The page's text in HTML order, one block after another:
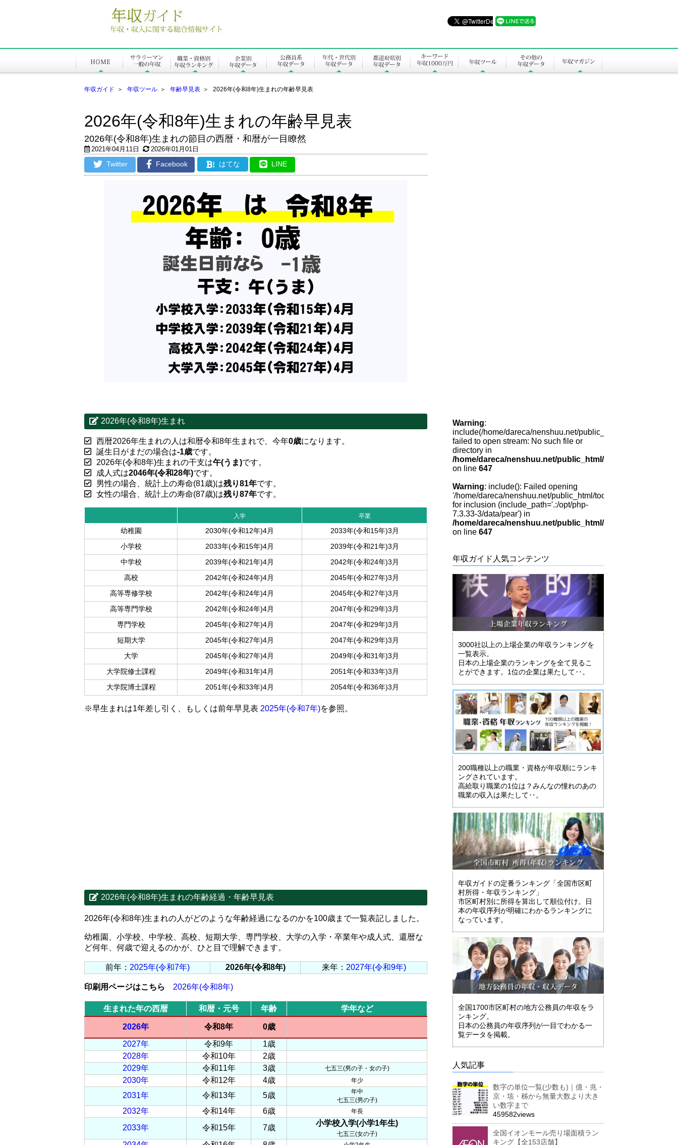
年収ガイド ＞ 年収ツール ＞ 年齢早見表 ＞ 2026年(令和8年)生まれの年齢早見表
2026年(令和8年)生まれの年齢早見表
2026年(令和8年)生まれの節目の西暦・和暦が一目瞭然
2021年04月11日 2026年01月01日
Twitter Facebook ! はてな LINE
2026年(令和8年)生まれ
西暦2026年生まれの人は和暦令和8年生まれで、今年0歳になります。
誕生日がまだの場合は-1歳です。
2026年(令和8年)生まれの干支は午(うま)です。
成人式は2046年(令和28年)です。
男性の場合、統計上の寿命(81歳)は残り81年です。
女性の場合、統計上の寿命(87歳)は残り87年です。
入学 卒業
幼稚園 2030年(令和12年)4月
2033年(令和15年)3月
小学校
2033年(令和15年)4月
2039年(令和21年)3月
中学校
2039年(令和21年)4月
2042年(令和24年)3月
高校
2042年(令和24年)4月
2045年(令和27年)3月
高等専修学校
2042年(令和24年)4月
2045年(令和27年)3月
高等専門学校
2042年(令和24年)4月
2047年(令和29年)3月
専門学校
2045年(令和27年)4月
2047年(令和29年)3月
短期大学
2045年(令和27年)4月
2047年(令和29年)3月
大学
2045年(令和27年)4月
2049年(令和31年)3月
大学院修士課程
2049年(令和31年)4月
2051年(令和33年)3月
大学院博士課程
2051年(令和33年)4月 2054年(令和36年)3月
※早生まれは1年差し引く、もしくは前年早見表 2025年(令和7年)を参照。
2026年(令和8年)生まれの年齢経過・年齢早見表
2026年(令和8年)生まれの人がどのような年齢経過になるのかを100歳まで一覧表記しました。
幼稚園、小学校、中学校、高校、短期大学、専門学校、大学の入学・卒業年や成人式、還暦な
ど何年、何歳で迎えるのかが、ひと目で理解できます。
前年： 2025年(令和7年) 2026年(令和8年) 来年： 2027年(令和9年)
印刷用ページはこちら 2026年(令和8年)
生まれた年の西暦 和暦・元号 年齢 学年など
2026年 令和8年
0歳
2027年
令和9年
1歳
2028年
令和10年
2歳
2029年
令和11年 3歳 七五三(男の子・女の子)
2030年 令和12年 4歳 年少
2031年 令和13年 5歳
年中
七五三(男の子)
2032年 令和14年 6歳 年長
2033年 令和15年 7歳
小学校入学(小学1年生)
七五三(女の子)
Warning:
include(/home/dareca/nenshuu.net/public_html/tool/hayami/
failed to open stream: No such file or
directory in
/home/dareca/nenshuu.net/public_html/tool/hayami/
on line 647
Warning: include(): Failed opening
'/home/dareca/nenshuu.net/public_html/tool/hayami/
for inclusion (include_path='.:/opt/php-
7.3.33-3/data/pear') in
/home/dareca/nenshuu.net/public_html/tool/hayami/
on line 647
年収ガイド人気コンテンツ
3000社以上の上場企業の年収ランキングを
一覧表示。
日本の上場企業のランキングを全て見るこ
とができます。1位の企業は果たして‥。
200職種以上の職業・資格が年収順にランキ
ングされています。
高給取り職業の1位は？みんなの憧れのあの
職業の収入は果たして‥。
年収ガイドの定番ランキング「全国市区町
村所得・年収ランキング」
市区町村別に所得を算出して順位付け。日
本の年収序列が明確にわかるランキングに
なっています。
全国1700市区町村の地方公務員の年収をラ
ンキング。
日本の公務員の年収序列が一目でわかる一
覧データを掲載。
人気記事
数字の単位一覧(少数も)｜億・兆・
京・垓・秭から無量大数より大き
い数字まで
459582views
全国イオンモール売り場面積ラン
キング【全153店舗】